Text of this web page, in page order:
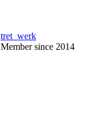
tret_werk
Member since 2014